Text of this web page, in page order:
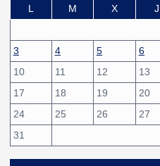
L
M X J
3
4 5 6
10
11 12 13
17
18 19 20
24
25 26 27
31